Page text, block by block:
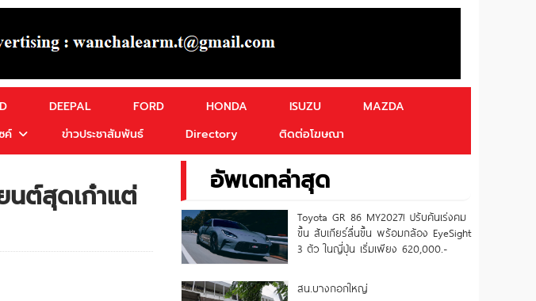
DEEPAL FORD HONDA ISUZU
MAZDA
ค์ ข่าวประชาสัมพันธ์ Directory ติดต่อโฆษณา
ต์สุดเก๋าแต่ อัพเดทล่าสุด
Toyota GR 86 MY2027! ปรับคันเร่งคม
ขึ้น สับเกียร์ลื่นขึ้น พร้อมกล้อง EyeSight
3 ตัว ในญี่ปุ่น เริ่มเพียง 620,000.-
สน.บางกอกใหญ่